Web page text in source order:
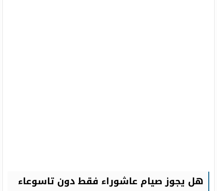
هل يجوز صيام عاشوراء فقط دون تاسوعاء